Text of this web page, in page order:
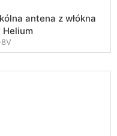
antena z włókna
Helium